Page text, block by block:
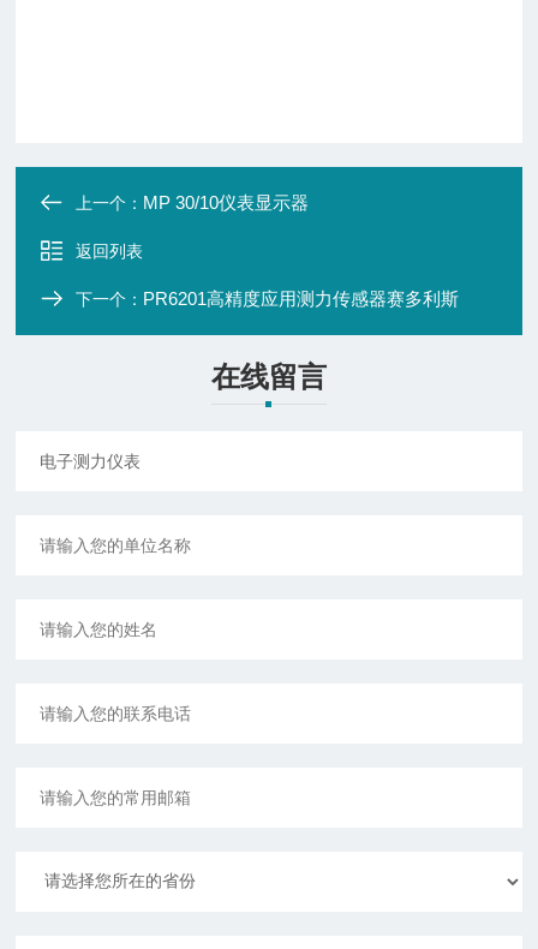
上一个： MP 30/10仪表显示器
返回列表
下一个： PR6201高精度应用测力传感器赛多利斯
在线留言